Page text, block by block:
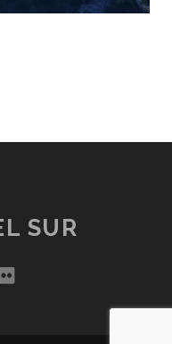
SUR
flickr